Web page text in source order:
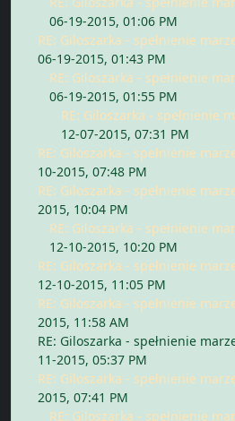
06-19-2015, 01:06 PM
RE: Giloszarka - spełnienie
06-19-2015, 01:43 PM
RE: Giloszarka - spełnienie
06-19-2015, 01:55 PM
RE: Giloszarka - spełnienie
12-07-2015, 07:31 PM
RE: Giloszarka - spełnienie
10-2015, 07:48 PM
RE: Giloszarka - spełnienie
2015, 10:04 PM
RE: Giloszarka - spełnienie
12-10-2015, 10:20 PM
RE: Giloszarka - spełnienie
12-10-2015, 11:05 PM
RE: Giloszarka - spełnienie
2015, 11:58 AM
RE: Giloszarka - spełnienie
11-2015, 05:37 PM
RE: Giloszarka - spełnienie
2015, 07:41 PM
RE: Giloszarka - spełnienie